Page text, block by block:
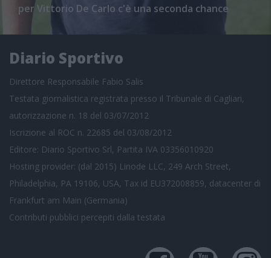
per Vittorio De Carlo c'è una seconda chance
Diario Sportivo
Direttore Responsabile Fabio Salis
Testata giornalistica registrata presso il Tribunale di Cagliari,
autorizzazione n. 18 del 03/07/2012
Iscrizione al ROC n. 22685 del 03/08/2012
Editore: Diario Sportivo Srl, Partita IVA 03356010920
Hosting provider: (dal 2015) Linode LLC, 249 Arch Street,
Philadelphia, PA 19106, USA, Tax id EU372008859, datacenter di
Frankfurt am Main (Germania)
Contributi pubblici percepiti dalla testata